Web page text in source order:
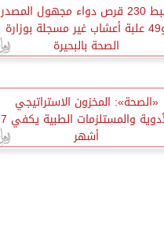
ضبط 230 قرص دواء مجهول المصدر
و49 علبة أعشاب غير مسجلة بوزارة
الصحة بالبحيرة
«الصحة»: المخزون الاستراتيجي
للأدوية والمستلزمات الطبية يكفي 7
أشهر